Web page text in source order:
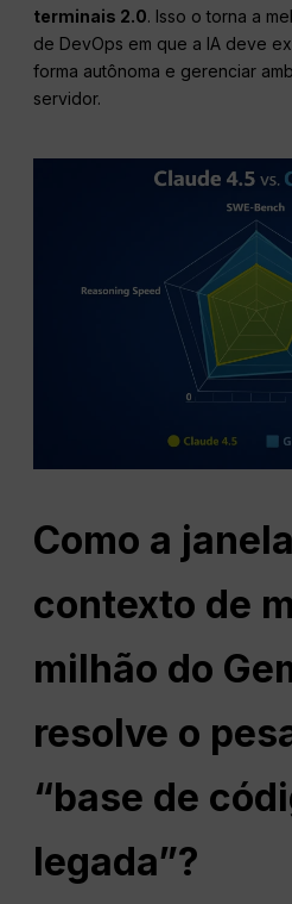
terminais 2.0. Isso o torna a
de DevOps em que a IA deve
forma autônoma e gerenciar
servidor.
Como a
contexto de
milhão do
resolve o
“base de
legada”?